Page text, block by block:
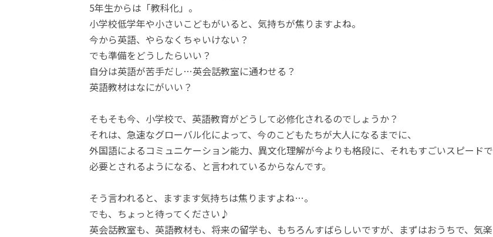
5年生からは「教科化」。
小学校低学年や小さいこどもがいると、気持ちが焦りますよね。
今から英語、やらなくちゃいけない？
でも準備をどうしたらいい？
自分は英語が苦手だし…英会話教室に通わせる？
英語教材はなにがいい？
そもそも今、小学校で、英語教育がどうして必修化されるのでしょうか？
それは、急速なグローバル化によって、今のこどもたちが大人になるまでに、
外国語によるコミュニケーション能力、異文化理解が今よりも格段に、それもすごいスピードで
必要とされるようになる、と言われているからなんです。
そう言われると、ますます気持ちは焦りますよね…。
でも、ちょっと待ってください♪
英会話教室も、英語教材も、将来の留学も、もちろんすばらしいですが、まずはおうちで、気楽